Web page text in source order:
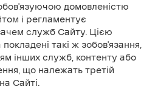
домовленістю
і регламентує
служб Сайту. Цією
такі ж зобов'язання,
інших служб, контенту або
що належать третій
Сайті.